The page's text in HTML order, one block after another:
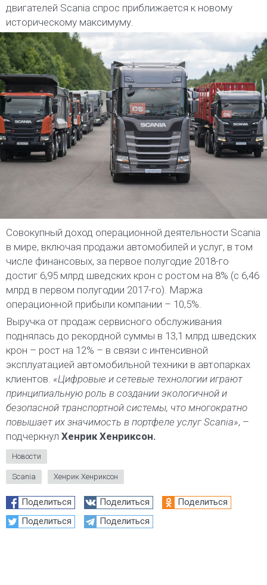
двигателей Scania спрос приближается к новому
историческому максимуму.
Совокупный доход операционной деятельности Scania
в мире, включая продажи автомобилей и услуг, в том
числе финансовых, за первое полугодие 2018-го
достиг 6,95 млрд шведских крон с ростом на 8% (с 6,46
млрд в первом полугодии 2017-го). Маржа
операционной прибыли компании – 10,5%.
Выручка от продаж сервисного обслуживания
поднялась до рекордной суммы в 13,1 млрд шведских
крон – рост на 12% – в связи с интенсивной
эксплуатацией автомобильной техники в автопарках
клиентов. «Цифровые и сетевые технологии играют
принципиальную роль в создании экологичной и
безопасной транспортной системы, что многократно
повышает их значимость в портфеле услуг Scania», –
подчеркнул Хенрик Хенриксон.
Новости
Scania Хенрик Хенриксон
Поделиться Поделиться
Поделиться
Поделиться
Поделиться